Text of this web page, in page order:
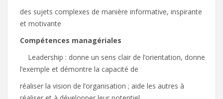
des sujets complexes de manière informative, inspirante
et motivante
Compétences managériales
 Leadership : donne un sens clair de l’orientation, donne
l’exemple et démontre la capacité de
réaliser la vision de l’organisation ; aide les autres à